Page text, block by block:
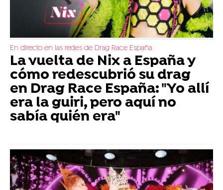
En directo en las redes de Drag Race España
La vuelta de Nix a España y
cómo redescubrió su drag
en Drag Race España: "Yo allí
era la guiri, pero aquí no
sabía quién era"